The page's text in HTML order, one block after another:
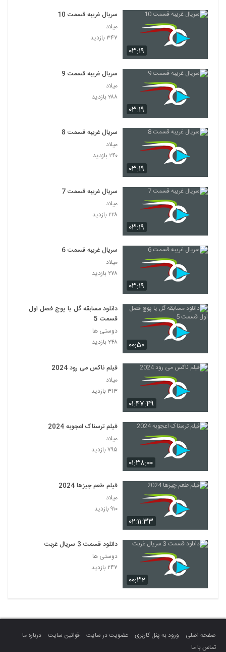
۰۳:۱۹
سریال غریبه قسمت 10
میلاد
۳۴۷ بازدید
۰۳:۱۹
سریال غریبه قسمت 9
میلاد
۲۸۸ بازدید
۰۳:۱۹
سریال غریبه قسمت 8
میلاد
۲۴۰ بازدید
۰۳:۱۹
سریال غریبه قسمت 7
میلاد
۲۲۸ بازدید
۰۳:۱۹
سریال غریبه قسمت 6
میلاد
۲۷۸ بازدید
۰۰:۵۰
دانلود مسابقه گل یا پوچ فصل اول
قسمت 5
دوستی ها
۲۴۸ بازدید
۰۱:۴۷:۴۹
فیلم ناکس می رود 2024
میلاد
۳۱۳ بازدید
۰۱:۳۸:۰۰
فیلم ترسناک اعجوبه 2024
میلاد
۷۹۵ بازدید
۰۲:۱۱:۳۳
فیلم طعم چیزها 2024
میلاد
۹۱۰ بازدید
۰۰:۳۲
دانلود قسمت 3 سریال غربت
دوستی ها
۲۴۷ بازدید
صفحه اصلی ورود به پنل کاربری عضویت در سایت قوانین سایت
درباره ما
تماس با ما